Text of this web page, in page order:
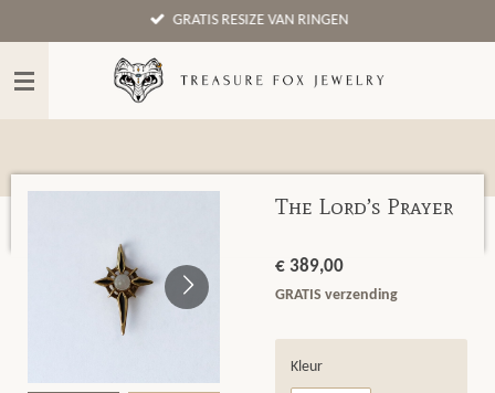
direct
naar
hoofdinhoud
GRATIS RESIZE VAN RINGEN
The Lord’s Prayer
€ 389,00
GRATIS verzending
Kleur